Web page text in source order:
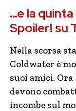
…e la
Spoiler! su
Nella scorsa
Coldwater è
suoi amici.
devono
incombe sul